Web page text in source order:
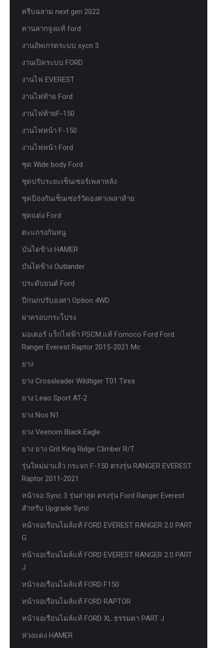
ครีบฉลาม next gen 2022
คานลากจูงแท้ ford
งานอัพเกรดระบบ sycn 3
งานเปิดระบบ FORD
งานไฟ EVEREST
งานไฟท้าย Ford
งานไฟท้ายF-150
งานไฟหน้า F-150
งานไฟหน้า Ford
ชุด Wide body Ford
ชุดปรับระยะเซ็นเซอร์เพลาหลัง
ชุดป้องกันเซ็นเซอร์วัดองศาเพลาท้าย
ชุดแต่ง Ford
ตะแกรงกันหนู
บันไดข้าง HAMER
บันไดข้าง Outlander
ประดับยนต์ Ford
ปีกนกปรับองศา Option 4WD
ฝาครอบกระโปรง
มอเตอร์ แร็กไฟฟ้า PSCM.แท้ Fomoco Ford Ford
Ranger Everest Raptor 2015-2021 Mc
ยาง
ยาง Crossleader Wildtiger T01 Tires
ยาง Leao Sport AT-2
ยาง Nos N1
ยาง Veenom Black Eagle
ยาง ยาง Grit King Ridge Climber R/T
รุ่นใหม่มาแล้ว กระจก F-150 ตรงรุ่น RANGER EVEREST
Raptor 2011-2021
หน้าจอ Sync 3 รุ่นล่าสุด ตรงรุ่น Ford Ranger Everest
สำหรับ Upgrade Sync
หน้าจอเรือนไมล์แท้ FORD EVEREST RANGER 2.0 PART
G
หน้าจอเรือนไมล์แท้ FORD EVEREST RANGER 2.0 PART
J
หน้าจอเรือนไมล์แท้ FORD F150
หน้าจอเรือนไมล์แท้ FORD RAPTOR
หน้าจอเรือนไมล์แท้ FORD XL ธรรมดา PART J
ห่วงแดง HAMER